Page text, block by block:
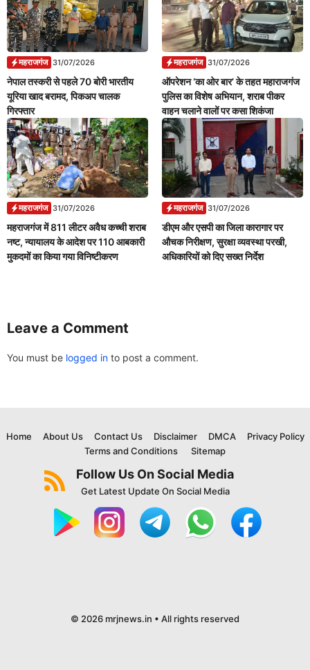
महराजगंज 31/07/2026
नेपाल तस्करी से पहले 70 बोरी भारतीय
यूरिया खाद बरामद, पिकअप चालक
गिरफ्तार
महराजगंज 31/07/2026
ऑपरेशन ‘का ओर बार’ के तहत महाराजगंज
पुलिस का विशेष अभियान, शराब पीकर
वाहन चलाने वालों पर कसा शिकंजा
महराजगंज 31/07/2026
महराजगंज में 811 लीटर अवैध कच्ची शराब
नष्ट, न्यायालय के आदेश पर 110 आबकारी
मुकदमों का किया गया विनिष्टीकरण
महराजगंज 31/07/2026
डीएम और एसपी का जिला कारागार पर
औचक निरीक्षण, सुरक्षा व्यवस्था परखी,
अधिकारियों को दिए सख्त निर्देश
Leave a Comment
You must be logged in to post a comment.
Home About Us Contact Us Disclaimer DMCA
Privacy Policy
Terms and Conditions
Sitemap
Follow Us On Social Media
Get Latest Update On Social Media
© 2026 mrjnews.in • All rights reserved